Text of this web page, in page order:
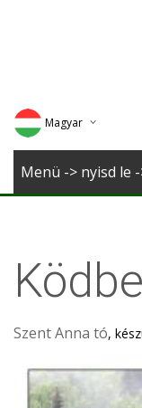
Magyar
Deutsch
Menü -> nyisd le
Szent Anna tó,